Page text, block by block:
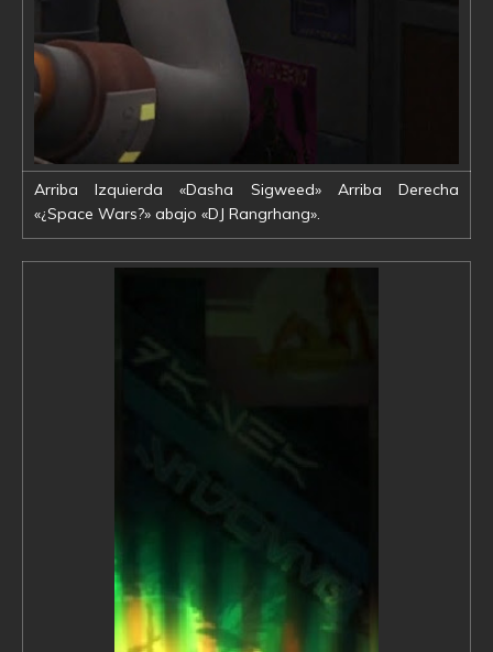
Arriba Izquierda «Dasha Sigweed» Arriba Derecha
«¿Space Wars?» abajo «DJ Rangrhang».